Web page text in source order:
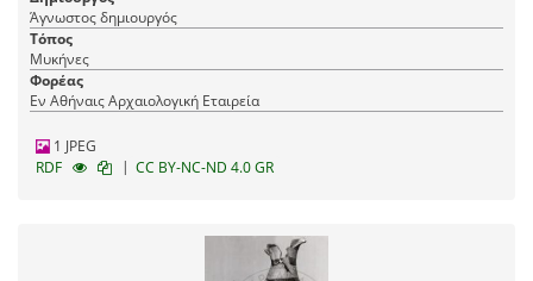
Άγνωστος δημιουργός
Τόπος
Μυκήνες
Φορέας
Εν Αθήναις Αρχαιολογική Εταιρεία
1 JPEG
RDF
| CC BY-NC-ND 4.0 GR